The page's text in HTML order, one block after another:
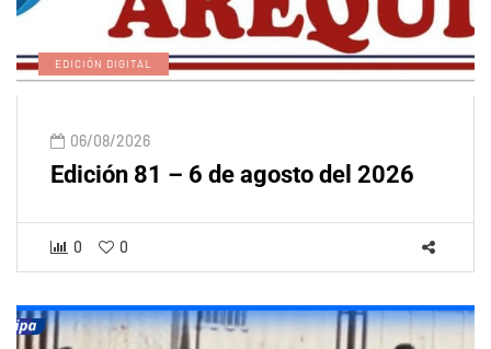
EDICIÓN DIGITAL
06/08/2026
Edición 81 – 6 de agosto del 2026
0 0